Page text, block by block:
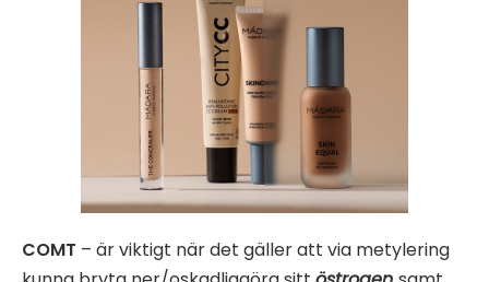
COMT – är viktigt när det gäller att via metylering